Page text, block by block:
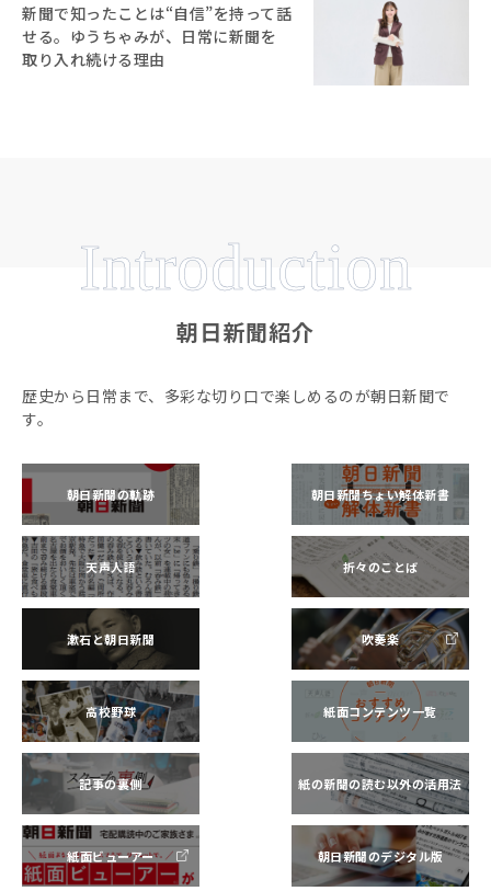
新聞で知ったことは“自信”を持って話
せる。ゆうちゃみが、日常に新聞を
取り入れ続ける理由
Introduction
朝日新聞紹介
歴史から日常まで、多彩な切り口で楽しめるのが朝日新聞で
す。
朝日新聞の軌跡 朝日新聞ちょい解体新書
天声人語 折々のことば
漱石と朝日新聞 吹奏楽
高校野球 紙面コンテンツ一覧
記事の裏側 紙の新聞の読む以外の活用法
紙面ビューアー 朝日新聞のデジタル版